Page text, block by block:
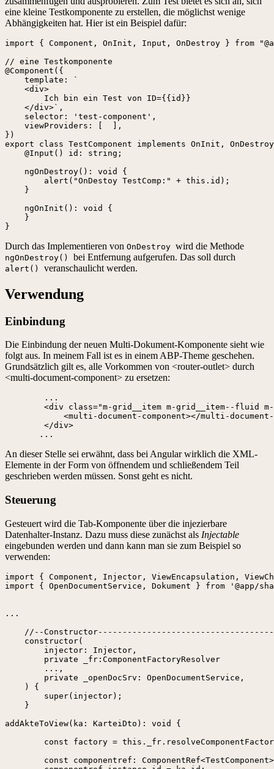
eine kleine Testkomponente zu erstellen, die möglichst wenige
Abhängigkeiten hat. Hier ist ein Beispiel dafür:
import { Component, OnInit, Input, OnDestroy } from
// eine Testkomponente
@Component({
    template: `
    <div>
        Ich bin ein Test von ID={{id}}
    </div>`,
    selector: 'test-component',
    viewProviders: [  ],
})
export class TestComponent implements OnInit,
    @Input() id: string;
    ngOnDestroy(): void {
        alert("OnDestoy TestComp:" + this.id);
    }
    ngOnInit(): void {
    }
Durch das Implementieren von OnDestroy wird die Methode
ngOnDestroy() bei Entfernung aufgerufen. Das soll durch
alert() veranschaulicht werden.
Verwendung
Einbindung
Die Einbindung der neuen Multi-Dokument-Komponente sieht wie
folgt aus. In meinem Fall ist es in einem ABP-Theme geschehen.
Grundsätzlich gilt es, alle Vorkommen von <router-outlet> durch
<multi-document-component> zu ersetzen:
        ...
<div class="m-grid__item m-grid__item--fluid
<multi-document-component></multi-
        </div>
       ...
An dieser Stelle sei erwähnt, dass bei Angular wirklich die XML-
Elemente in der Form von öffnendem und schließendem Teil
geschrieben werden müssen. Sonst geht es nicht.
Steuerung
Gesteuert wird die Tab-Komponente über die injezierbare
Datenhalter-Instanz. Dazu muss diese zunächst als Injectable
eingebunden werden und dann kann man sie zum Beispiel so
verwenden:
import { Component, Injector, ViewEncapsulation,
import { OpenDocumentService, Dokument } from '@app/
...
//--
    constructor(
        injector: Injector,
        private _fr:ComponentFactoryResolver
        ...,
        private _openDocSrv: OpenDocumentService,
    ) {
        super(injector);
    }
addAkteToView(ka: KarteiDto): void {
const factory =
const componentref: